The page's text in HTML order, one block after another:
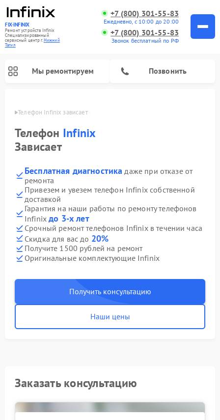
FIX-INFINIX
Ремонт устройств Infinix
Специализированный
cервисный центр г.Нижний
Тагил
+7 (800) 301-55-83
Ежедневно, с 10:00 до 20:00
+7 (800) 301-55-83
Звонок бесплатный по РФ
Мы ремонтируем Позвонить
Телефон Infinix зависает
Телефон Infinix
Зависает
Бесплатная диагностика даже при отказе от
ремонта
Привезем и увезем телефон Infinix собственной
доставкой
Гарантия на наши работы по ремонту телефонов
Infinixдо 3-х лет
Срочный ремонт телефонов Infinix в течении часа
Скидка для вас до 20%
Получите 1500 рублей на ремонт
Оригинальные комплектующие Infinix
Получить консультацию
Наши цены
Заказать консультацию